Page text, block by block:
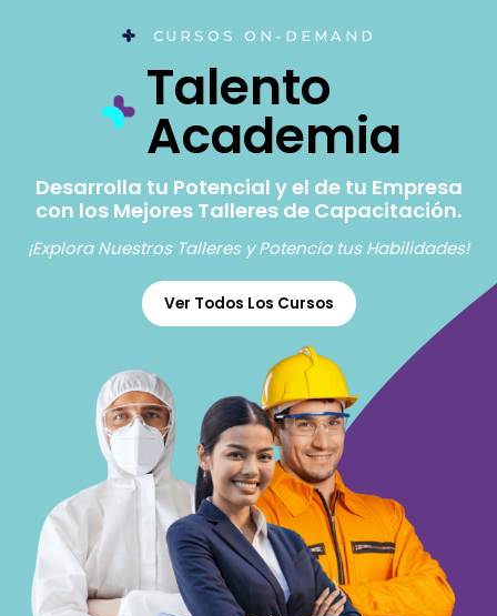
CURSOS ON-DEMAND
Talento
Academia
Desarrolla tu Potencial y el de tu Empresa
con los Mejores Talleres de Capacitación.
¡Explora Nuestros Talleres y Potencia tus Habilidades!
Ver Todos Los Cursos